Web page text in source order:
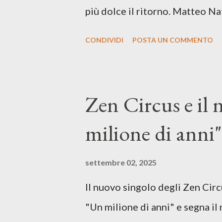
più dolce il ritorno. Matteo
voce della cantautrice Silvia
nostro inizia questo concept
opprime, giusta condizione di
giorno è, di questa estate
cover, ma...
CONDIVIDI POSTA UN COMMENTO
Zen Circus e il
milione di
settembre 02, 2025
Il nuovo singolo degli Zen
"Un milione di anni" e segna